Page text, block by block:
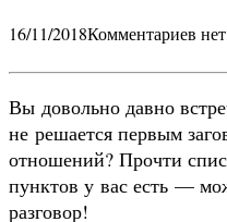
16/11/2018Комментариев нет
Вы довольно давно
не решается первым
отношений? Прочти
пунктов у вас есть —
разговор!